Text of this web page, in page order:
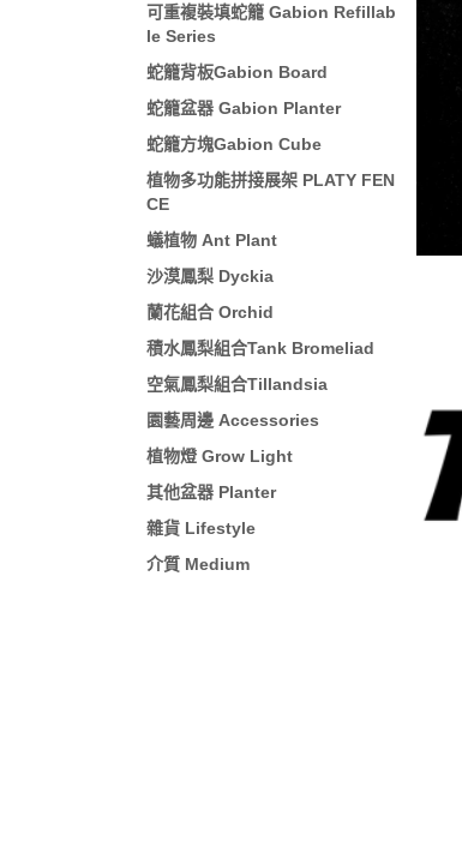
可重複裝填蛇籠 Gabion Refillab
le Series
蛇籠背板Gabion Board
蛇籠盆器 Gabion Planter
蛇籠方塊Gabion Cube
植物多功能拼接展架 PLATY FEN
CE
蟻植物 Ant Plant
沙漠鳳梨 Dyckia
蘭花組合 Orchid
積水鳳梨組合Tank Bromeliad
空氣鳳梨組合Tillandsia
園藝周邊 Accessories
植物燈 Grow Light
其他盆器 Planter
雜貨 Lifestyle
介質 Medium